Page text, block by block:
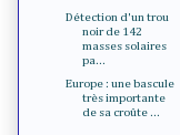
Détection d'un trou
noir de 142
masses solaires
pa...
Europe : une bascule
très importante
de sa croûte ...